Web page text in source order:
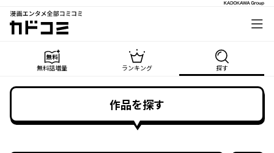
漫画エンタメ全部コミコミ
カドコミ
無料話増量 ランキング 探す
作品を探す